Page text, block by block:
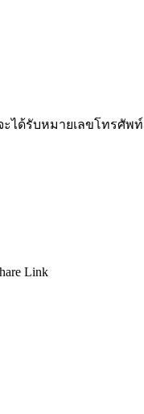
ะได้รับหมายเลขโทรศั
Link